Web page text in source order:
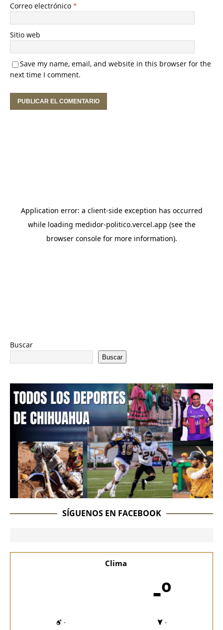
Correo electrónico *
Sitio web
Save my name, email, and website in this browser for the
next time I comment.
Buscar
Buscar
SÍGUENOS EN FACEBOOK
Clima
-º
- -